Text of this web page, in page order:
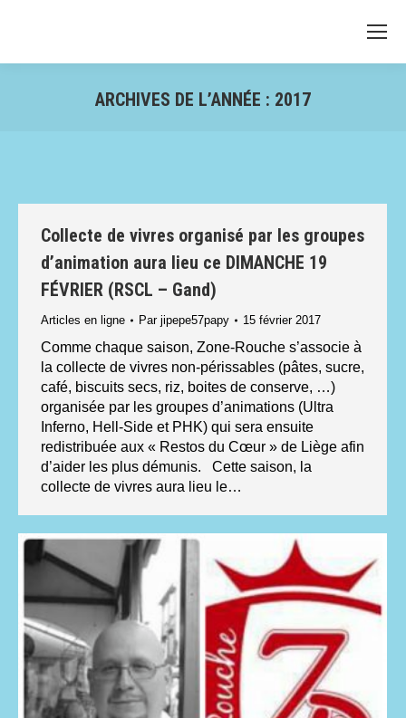
ARCHIVES DE L’ANNÉE : 2017
Collecte de vivres organisé par les groupes
d’animation aura lieu ce DIMANCHE 19
FÉVRIER (RSCL – Gand)
Articles en ligne Par jipepe57papy 15 février 2017
Comme chaque saison, Zone-Rouche s’associe à
la collecte de vivres non-périssables (pâtes, sucre,
café, biscuits secs, riz, boites de conserve, …)
organisée par les groupes d’animations (Ultra
Inferno, Hell-Side et PHK) qui sera ensuite
redistribuée aux « Restos du Cœur » de Liège afin
d’aider les plus démunis. Cette saison, la
collecte de vivres aura lieu le…